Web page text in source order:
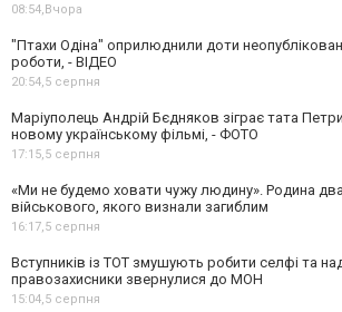
08:54, Вчора
"Птахи Одіна" оприлюднили доти
роботи, - ВІДЕО
20:54,5 серпня
Маріуполець Андрій Бєдняков зіграє тата
новому українському фільмі, - ФОТО
17:15,5 серпня
«Ми не будемо ховати чужу людину». Родина
військового, якого визнали загиблим
16:17,5 серпня
Вступників із ТОТ змушують робити селфі та
правозахисники звернулися до МОН
15:04,5 серпня